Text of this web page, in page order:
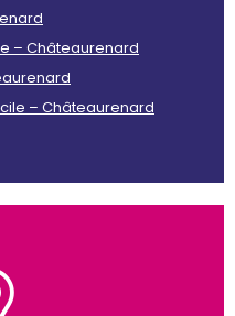
– Châteaurenard
– Châteaurenard